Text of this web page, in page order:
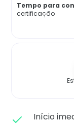
Já sou aluno
Tempo para
certificação
Início